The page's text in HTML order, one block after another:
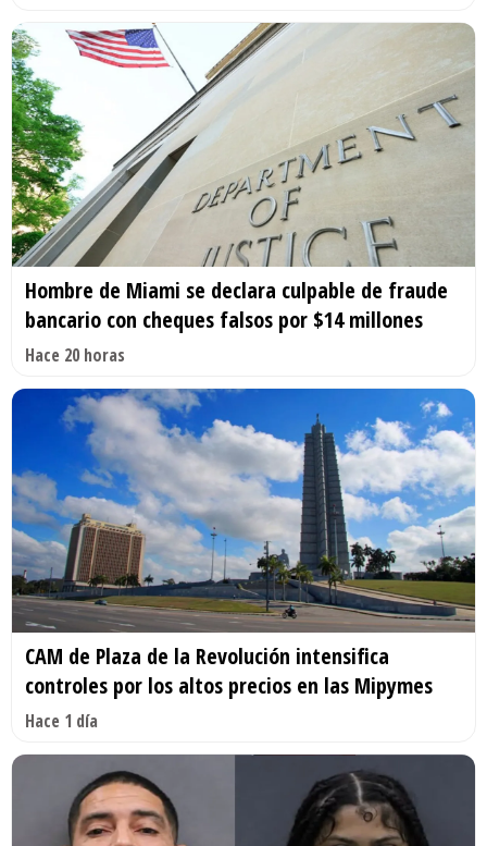
Hombre de Miami se declara culpable de fraude
bancario con cheques falsos por $14 millones
Hace 20 horas
CAM de Plaza de la Revolución intensifica
controles por los altos precios en las Mipymes
Hace 1 día